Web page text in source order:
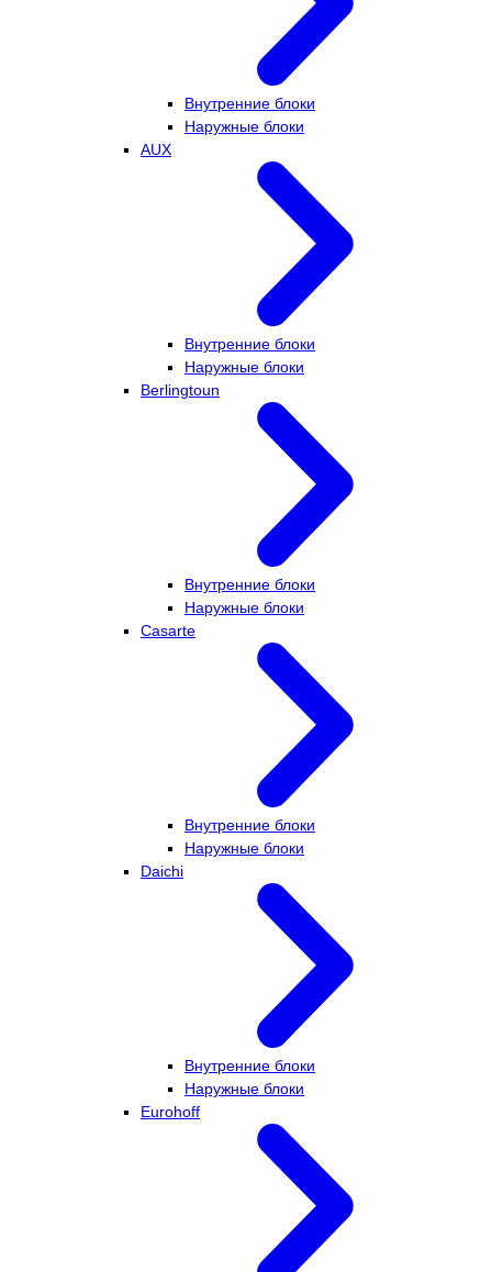
Внутренние блоки
Наружные блоки
AUX
Внутренние блоки
Наружные блоки
Berlingtoun
Внутренние блоки
Наружные блоки
Casarte
Внутренние блоки
Наружные блоки
Daichi
Внутренние блоки
Наружные блоки
Eurohoff